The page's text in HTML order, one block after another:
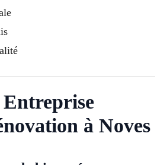
à Noves